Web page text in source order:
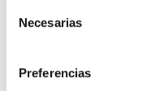
Necesarias
Preferencias